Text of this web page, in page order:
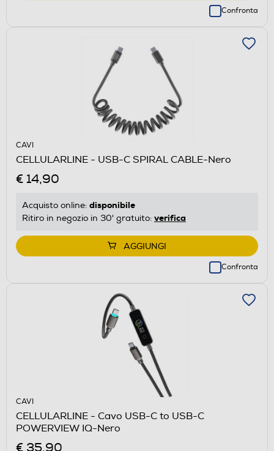
Confronta
CAVI
CELLULARLINE - USB-C SPIRAL CABLE-Nero
€ 14,90
Acquisto online: disponibile
Ritiro in negozio in 30' gratuito: verifica
AGGIUNGI
Confronta
CAVI
CELLULARLINE - Cavo USB-C to USB-C
POWERVIEW IQ-Nero
€ 35,90